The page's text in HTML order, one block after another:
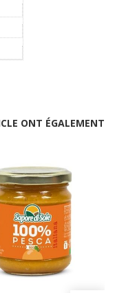
ONT ÉGALEMENT